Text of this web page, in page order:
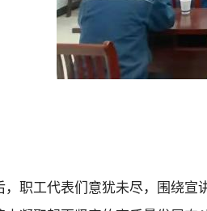
，职工代表们意犹未尽，围绕